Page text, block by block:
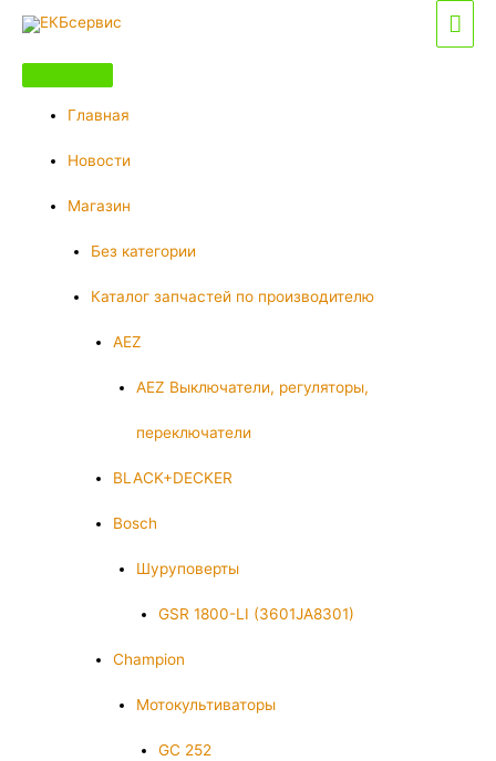
Перейти
содержимому
Главная
Новости
Магазин
Без категории
Каталог запчастей по производителю
AEZ
AEZ Выключатели, регуляторы,
переключатели
BLACK+DECKER
Bosch
Шуруповерты
GSR 1800-LI (3601JA8301)
Champion
Мотокультиваторы
GC 252